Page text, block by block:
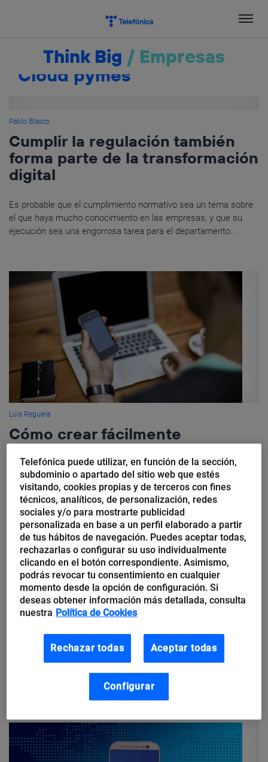
Think Big / Empresas
Cloud pymes
Pablo Blasco
Cumplir la regulación también
forma parte de la transformación
digital
Es probable que el cumplimiento normativo sea un tema sobre
el que haya mucho conocimiento en las empresas, y que su
ejecución sea una engorrosa tarea para el departamento...
Luis Reguera
Cómo crear fácilmente
aplicaciones con PowerApps de
Office 365
El mundo de las aplicaciones (apps) está últimamente en boca
de todos y sigue creciendo. Está de moda, sobre todo en el
mercado de gran consumo. Ahora bien, ¿cómo...
Luis Reguera
Cómo gestionar proyectos en la
Todos somos reacios a los cambios. Nos sacan de nuestra
día, pero en mi opinión siempre merecen...
Telefónica puede utilizar, en función de la sección,
subdominio o apartado del sitio web que estés
visitando, cookies propias y de terceros con fines
técnicos, analíticos, de personalización, redes
sociales y/o para mostrarte publicidad
personalizada en base a un perfil elaborado a partir
de tus hábitos de navegación. Puedes aceptar todas,
rechazarlas o configurar su uso individualmente
clicando en el botón correspondiente. Asimismo,
podrás revocar tu consentimiento en cualquier
momento desde la opción de configuración. Si
deseas obtener información más detallada, consulta
nuestra Política de Cookies
Rechazar todas Aceptar todas
Configurar